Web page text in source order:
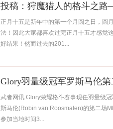
投稿：狩魔猎人的格斗之
正月十五是新年中的第一个月圆之日，圆
法！因此大家都喜欢过完正月十五才感觉
好结果！然而过去的201...
Glory羽量级冠军罗斯马伦
武者网讯 Glory荣耀格斗赛事现任羽量级
斯马伦(Robin van Roosmalen)的第二场
参加当地时间3...